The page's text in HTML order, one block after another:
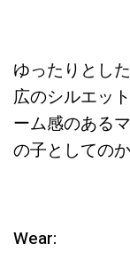
ゆったりとし
広のシルエッ
ーム感のある
の子としての
Wear: